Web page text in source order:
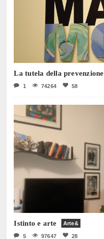
La tutela della prevenzione
1 74264 58
Istinto e arte Arte&
5 97647 28